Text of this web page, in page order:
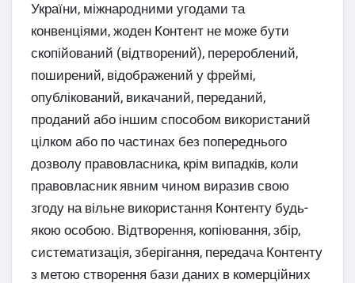
України, міжнародними угодами та
конвенціями, жоден Контент не може бути
скопійований (відтворений), перероблений,
поширений, відображений у фреймі,
опублікований, викачаний, переданий,
проданий або іншим способом використаний
цілком або по частинах без попереднього
дозволу правовласника, крім випадків, коли
правовласник явним чином виразив свою
згоду на вільне використання Контенту будь-
якою особою. Відтворення, копіювання, збір,
систематизація, зберігання, передача Контенту
з метою створення бази даних в комерційних